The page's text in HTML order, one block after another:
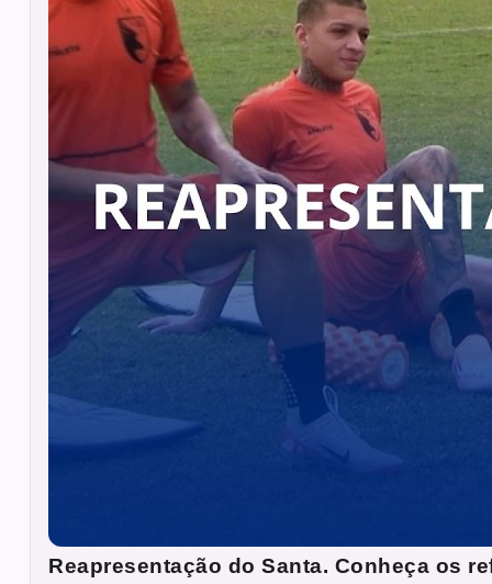
Reapresentação do Santa. Conheça os